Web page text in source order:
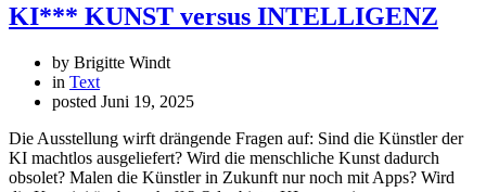
KI*** KUNST versus INTELLIGENZ
by Brigitte Windt
in Text
posted Juni 19, 2025
Die Ausstellung wirft drängende Fragen auf: Sind die Künstler der
KI machtlos ausgeliefert? Wird die menschliche Kunst dadurch
obsolet? Malen die Künstler in Zukunft nur noch mit Apps? Wird